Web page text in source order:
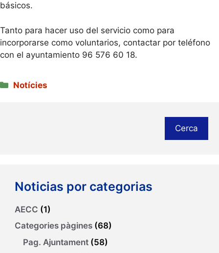
básicos.
Tanto para hacer uso del servicio como para
incorporarse como voluntarios, contactar por teléfono
con el ayuntamiento 96 576 60 18.
Categories
Notícies
Cerca
Noticias por categorias
AECC (1)
Categories pàgines (68)
Pag. Ajuntament (58)